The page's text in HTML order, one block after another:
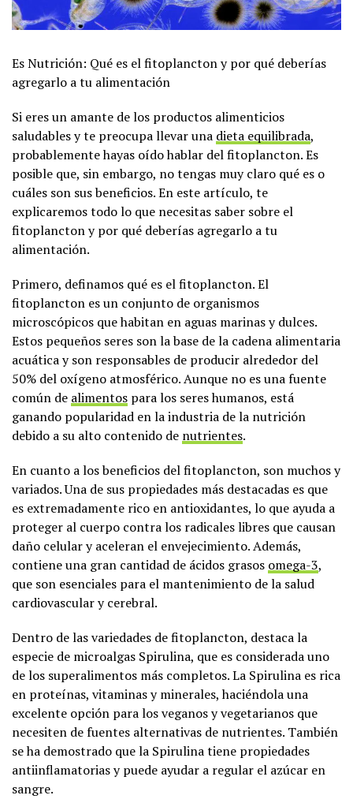
Es Nutrición: Qué es el fitoplancton y por qué deberías
agregarlo a tu alimentación
Si eres un amante de los productos alimenticios
saludables y te preocupa llevar una dieta equilibrada,
probablemente hayas oído hablar del fitoplancton. Es
posible que, sin embargo, no tengas muy claro qué es o
cuáles son sus beneficios. En este artículo, te
explicaremos todo lo que necesitas saber sobre el
fitoplancton y por qué deberías agregarlo a tu
alimentación.
Primero, definamos qué es el fitoplancton. El
fitoplancton es un conjunto de organismos
microscópicos que habitan en aguas marinas y dulces.
Estos pequeños seres son la base de la cadena alimentaria
acuática y son responsables de producir alrededor del
50% del oxígeno atmosférico. Aunque no es una fuente
común de alimentos para los seres humanos, está
ganando popularidad en la industria de la nutrición
debido a su alto contenido de nutrientes.
En cuanto a los beneficios del fitoplancton, son muchos y
variados. Una de sus propiedades más destacadas es que
es extremadamente rico en antioxidantes, lo que ayuda a
proteger al cuerpo contra los radicales libres que causan
daño celular y aceleran el envejecimiento. Además,
contiene una gran cantidad de ácidos grasos omega-3,
que son esenciales para el mantenimiento de la salud
cardiovascular y cerebral.
Dentro de las variedades de fitoplancton, destaca la
especie de microalgas Spirulina, que es considerada uno
de los superalimentos más completos. La Spirulina es rica
en proteínas, vitaminas y minerales, haciéndola una
excelente opción para los veganos y vegetarianos que
necesiten de fuentes alternativas de nutrientes. También
se ha demostrado que la Spirulina tiene propiedades
antiinflamatorias y puede ayudar a regular el azúcar en
sangre.